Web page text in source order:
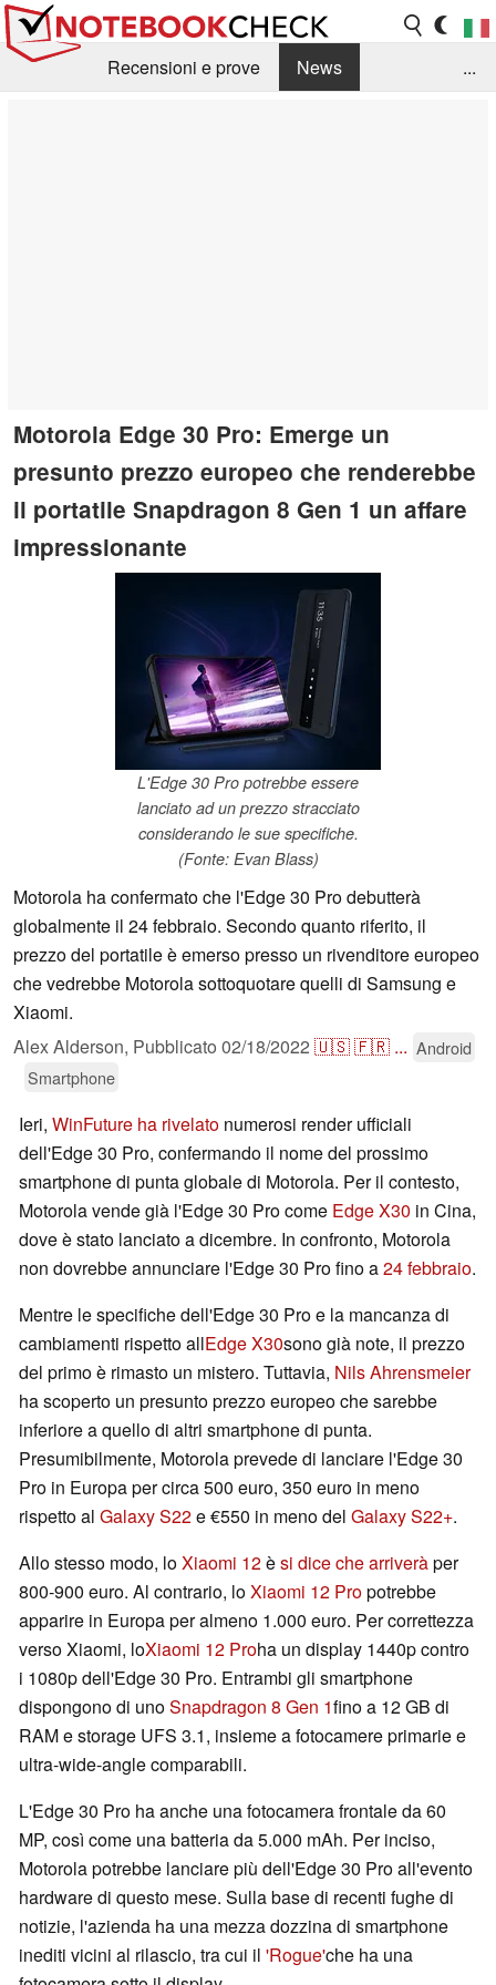
Recensioni e prove
News
...
Motorola Edge 30 Pro: Emerge un
presunto prezzo europeo che renderebbe
il portatile Snapdragon 8 Gen 1 un affare
impressionante
L'Edge 30 Pro potrebbe essere
lanciato ad un prezzo stracciato
considerando le sue specifiche.
(Fonte: Evan Blass)
Motorola ha confermato che l'Edge 30 Pro debutterà
globalmente il 24 febbraio. Secondo quanto riferito, il
prezzo del portatile è emerso presso un rivenditore europeo
che vedrebbe Motorola sottoquotare quelli di Samsung e
Xiaomi.
Alex Alderson, Pubblicato 02/18/2022 🇺🇸🇫🇷 ... Android
Smartphone
Ieri, WinFuture ha rivelato numerosi render ufficiali
dell'Edge 30 Pro, confermando il nome del prossimo
smartphone di punta globale di Motorola. Per il contesto,
Motorola vende già l'Edge 30 Pro come Edge X30 in Cina,
dove è stato lanciato a dicembre. In confronto, Motorola
non dovrebbe annunciare l'Edge 30 Pro fino a24 febbraio.
Mentre le specifiche dell'Edge 30 Pro e la mancanza di
cambiamenti rispetto allEdge X30sono già note, il prezzo
del primo è rimasto un mistero. Tuttavia, Nils Ahrensmeier
ha scoperto un presunto prezzo europeo che sarebbe
inferiore a quello di altri smartphone di punta.
Presumibilmente, Motorola prevede di lanciare l'Edge 30
Pro in Europa per circa 500 euro, 350 euro in meno
rispetto al Galaxy S22e €550 in meno del Galaxy S22+.
Allo stesso modo, loXiaomi 12èsi dice che arriveràper
800-900 euro. Al contrario, loXiaomi 12 Propotrebbe
apparire in Europa per almeno 1.000 euro. Per correttezza
verso Xiaomi, loXiaomi 12 Proha un display 1440p contro
i 1080p dell'Edge 30 Pro. Entrambi gli smartphone
dispongono di unoSnapdragon 8 Gen 1fino a 12 GB di
RAM e storage UFS 3.1, insieme a fotocamere primarie e
ultra-wide-angle comparabili.
L'Edge 30 Pro ha anche una fotocamera frontale da 60
MP, così come una batteria da 5.000 mAh. Per inciso,
Motorola potrebbe lanciare più dell'Edge 30 Pro all'evento
hardware di questo mese. Sulla base di recenti fughe di
notizie, l'azienda ha una mezza dozzina di smartphone
inediti vicini al rilascio, tra cui il 'Rogue'che ha una